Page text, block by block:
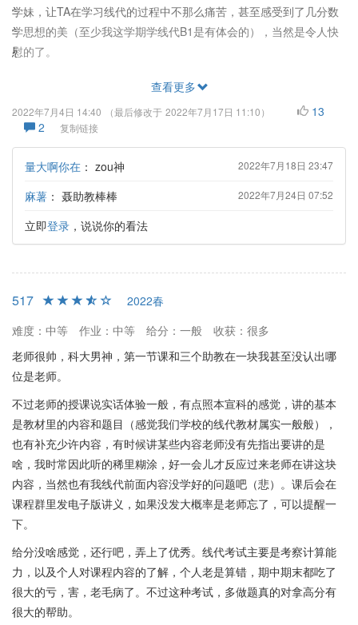
学妹，让TA在学习线代的过程中不那么痛苦，甚至感受到了几分数
学思想的美（至少我这学期学线代B1是有体会的），当然是令人快
慰的了。
查看更多
2022年7月4日 14:40 （最后修改于 2022年7月17日 11:10）
13
2
复制链接
量大啊你在 ： zou神 2022年7月18日 23:47
麻薯 ： 聂助教棒棒 2022年7月24日 07:52
立即登录 ，说说你的看法
517
2022春
难度：中等
作业：中等 给分：一般
收获：很多
老师很帅，科大男神，第一节课和三个助教在一块我甚至没认出哪
位是老师。
不过老师的授课说实话体验一般，有点照本宣科的感觉，讲的基本
是教材里的内容和题目（感觉我们学校的线代教材属实一般般），
也有补充少许内容，有时候讲某些内容老师没有先指出要讲的是
啥，我时常因此听的稀里糊涂，好一会儿才反应过来老师在讲这块
内容，当然也有我线代前面内容没学好的问题吧（悲）。课后会在
课程群里发电子版讲义，如果没发大概率是老师忘了，可以提醒一
下。
给分没啥感觉，还行吧，弄上了优秀。线代考试主要是考察计算能
力，以及个人对课程内容的了解，个人老是算错，期中期末都吃了
很大的亏，害，老毛病了。不过这种考试，多做题真的对拿高分有
很大的帮助。